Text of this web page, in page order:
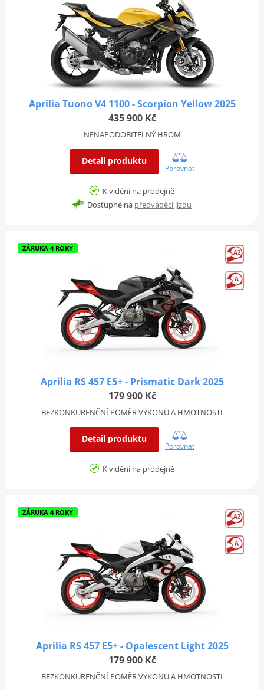
Aprilia Tuono V4 1100 - Scorpion Yellow 2025
435 900 Kč
NENAPODOBITELNÝ HROM
Detail produktu
Porovnat
K vidění na prodejně
Dostupné na předváděcí jízdu
ZÁRUKA 4 ROKY
Aprilia RS 457 E5+ - Prismatic Dark 2025
179 900 Kč
BEZKONKURENČNÍ POMĚR VÝKONU A HMOTNOSTI
Detail produktu
Porovnat
K vidění na prodejně
ZÁRUKA 4 ROKY
Aprilia RS 457 E5+ - Opalescent Light 2025
179 900 Kč
BEZKONKURENČNÍ POMĚR VÝKONU A HMOTNOSTI